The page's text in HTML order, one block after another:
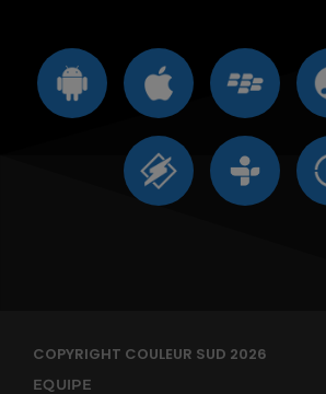
COPYRIGHT COULEUR SUD 2026
EQUIPE